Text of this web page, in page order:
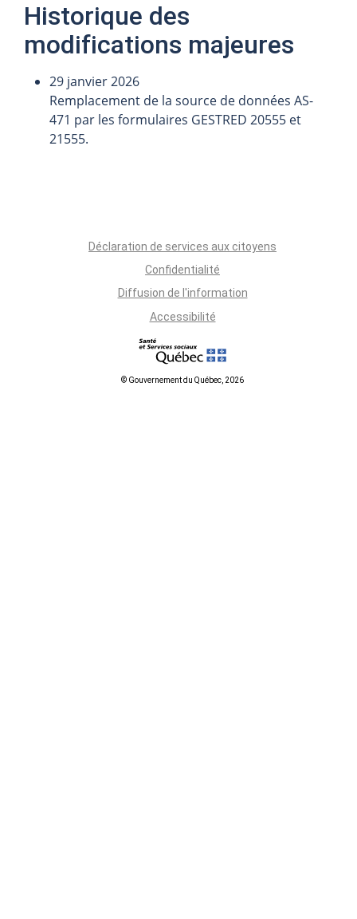
Historique des
modifications majeures
29 janvier 2026
Remplacement de la source de données AS-
471 par les formulaires GESTRED 20555 et
21555.
Déclaration de services aux citoyens
Confidentialité
Diffusion de l'information
Accessibilité
© Gouvernement du Québec, 2026